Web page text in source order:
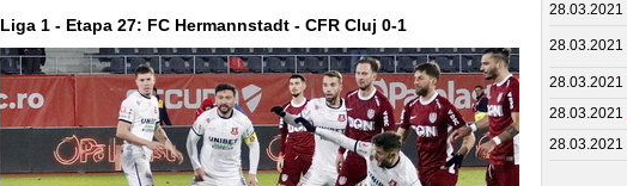
Liga 1 - Etapa 27: FC Hermannstadt - CFR Cluj 0-1
28.03.2021
28.03.2021
28.03.2021
28.03.2021
28.03.2021